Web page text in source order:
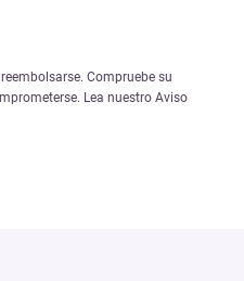
Compruebe su
Lea nuestro Aviso